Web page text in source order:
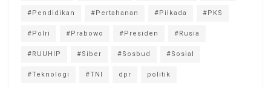
#Pendidikan #Pertahanan #Pilkada #PKS
#Polri #Prabowo #Presiden #Rusia
#RUUHIP #Siber #Sosbud #Sosial
#Teknologi #TNI dpr politik